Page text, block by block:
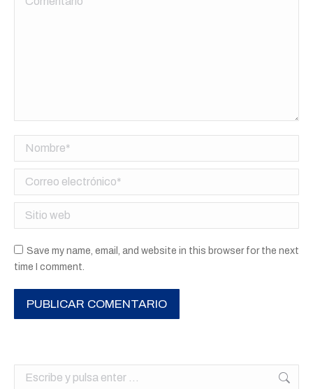
Nombre *
Correo electrónico *
Sitio web
Save my name, email, and website in this browser for the next
time I comment.
PUBLICAR COMENTARIO
Buscar: